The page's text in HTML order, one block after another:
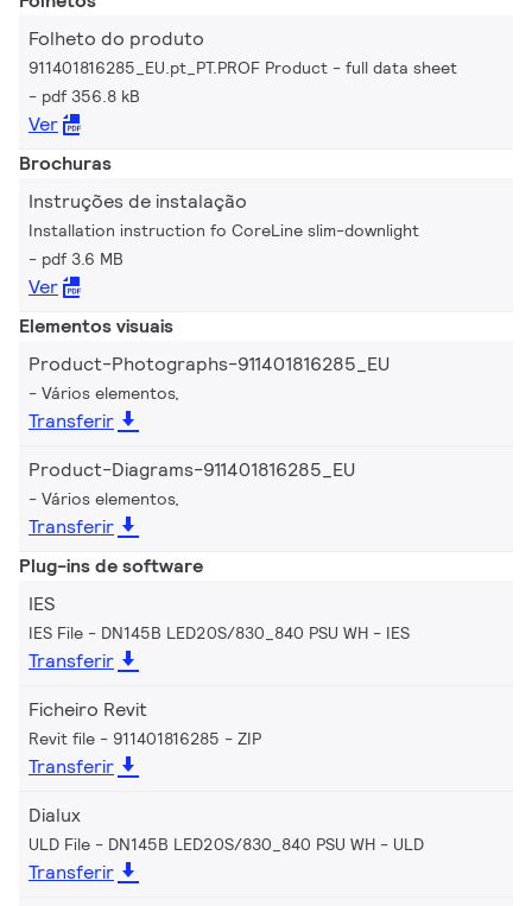
Folheto do produto
911401816285_EU.pt_PT.PROF Product - full data sheet
pdf 356.8 kB
Ver
Brochuras
Instruções de instalação
Installation instruction fo CoreLine slim-downlight
pdf 3.6 MB
Ver
Elementos visuais
Product-Photographs-911401816285_EU
Vários elementos,
Transferir
Product-Diagrams-911401816285_EU
Vários elementos,
Transferir
Plug-ins de software
IES
IES File - DN145B LED20S/830_840 PSU WH IES
Transferir
Ficheiro Revit
Revit file - 911401816285 ZIP
Transferir
Dialux
ULD File - DN145B LED20S/830_840 PSU WH ULD
Transferir